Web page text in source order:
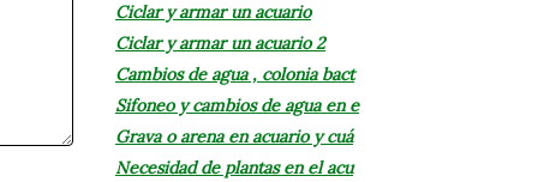
Ciclar y armar un acuario
Ciclar y armar un acuario 2
Cambios de agua , colonia bact
Sifoneo y cambios de agua en e
Grava o arena en acuario y cuá
Necesidad de plantas en el acu